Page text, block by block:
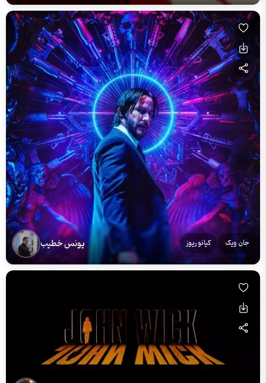
جان ویک کیانو ریوز یونس خطیب